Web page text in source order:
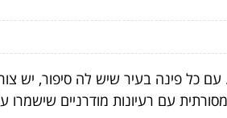
כל פינה בעיר שיש לה סיפור, יש
עם רעיונות מודרניים שישמרו